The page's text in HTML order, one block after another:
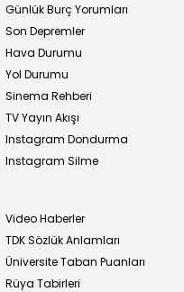
Günlük Burç Yorumları
Son Depremler
Hava Durumu
Yol Durumu
Sinema Rehberi
TV Yayın Akışı
Instagram Dondurma
Instagram Silme
Video Haberler
TDK Sözlük Anlamları
Üniversite Taban Puanları
Rüya Tabirleri